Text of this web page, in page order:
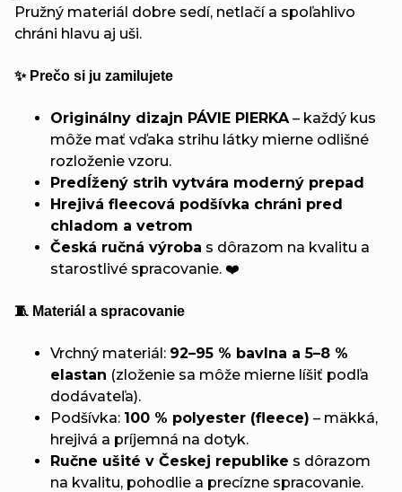
Pružný materiál dobre sedí, netlačí a spoľahlivo
chráni hlavu aj uši.
✨ Prečo si ju zamilujete
Originálny dizajn PÁVIE PIERKA – každý kus
môže mať vďaka strihu látky mierne odlišné
rozloženie vzoru.
Predĺžený strih vytvára moderný prepad
Hrejivá fleecová podšívka chráni pred
chladom a vetrom
Česká ručná výroba s dôrazom na kvalitu a
starostlivé spracovanie. ❤️
🧵 Materiál a spracovanie
Vrchný materiál: 92–95 % bavlna a 5–8 %
elastan (zloženie sa môže mierne líšiť podľa
dodávateľa).
Podšívka: 100 % polyester (fleece) – mäkká,
hrejivá a príjemná na dotyk.
Ručne ušité v Českej republike s dôrazom
na kvalitu, pohodlie a precízne spracovanie.